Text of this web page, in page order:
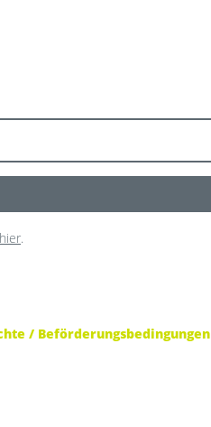
hier.
/ Beförderungsbedingungen